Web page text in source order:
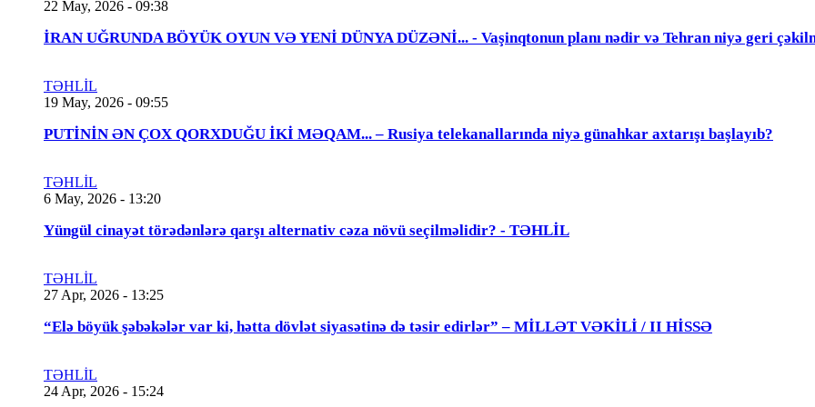
22 May, 2026 - 09:38
İRAN UĞRUNDA BÖYÜK OYUN VƏ YENİ DÜNYA DÜZƏNİ... - Vaşinqtonun planı nədir və Tehran niyə geri
TƏHLİL
19 May, 2026 - 09:55
PUTİNİN ƏN ÇOX QORXDUĞU İKİ MƏQAM... – Rusiya telekanallarında niyə günahkar axtarışı başlayıb?
TƏHLİL
6 May, 2026 - 13:20
Yüngül cinayət törədənlərə qarşı alternativ cəza növü seçilməlidir? - TƏHLİL
TƏHLİL
27 Apr, 2026 - 13:25
“Elə böyük şəbəkələr var ki, hətta dövlət siyasətinə də təsir edirlər” – MİLLƏT VƏKİLİ / II HİSSƏ
TƏHLİL
24 Apr, 2026 - 15:24